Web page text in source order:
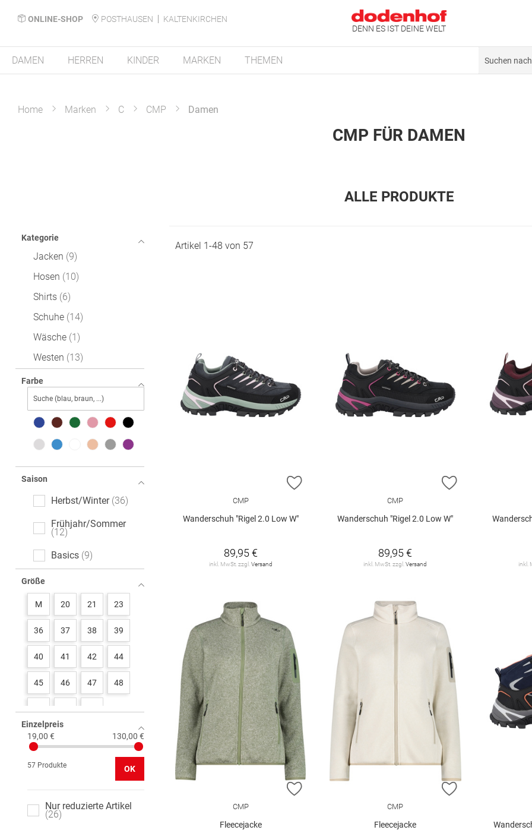
ONLINE-SHOP POSTHAUSEN
KALTENKIRCHEN
DENN ES IST DEINE WELT
DAMEN HERREN KINDER MARKEN THEMEN
Home Marken C CMP Damen
CMP FÜR DAMEN
ALLE PRODUKTE
Kategorie
Jacken 9
Hosen 10
Shirts 6
Schuhe 14
Wäsche 1
Westen 13
Farbe
Saison
Herbst/Winter 36
Frühjahr/Sommer
12
Basics 9
Größe
M 20 21 23
36 37 38 39
40 41 42 44
45 46 47 48
Einzelpreis
19,00 €
130,00 €
57 Produkte OK
Nur reduzierte Artikel
26
Artikel 1-48 von 57
ZUR WUNSCHLISTE HINZUFÜGEN
CMP
Wanderschuh "Rigel 2.0 Low W"
89,95 €
inkl. MwSt. zzgl. Versand
ZUR
CMP
Wanderschuh "Rigel 2.0 Low W"
89,95 €
inkl. MwSt. zzgl.Versand inkl.
ZUR WUNSCHLISTE HINZUFÜGEN
CMP
Fleecejacke
ZUR
CMP
Fleecejacke